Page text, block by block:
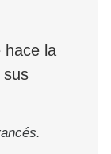
hace la
sus